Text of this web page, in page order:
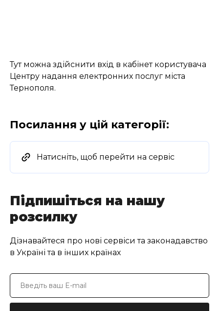
Тут можна здійснити вхід в кабінет користувача
Центру надання електронних послуг міста
Тернополя.
Посилання у цій категорії:
Натисніть, щоб перейти на сервіс
Підпишіться на нашу
розсилку
Дізнавайтеся про нові сервіси та законадавство
в Україні та в інших країнах